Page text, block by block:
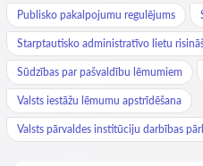
Publisko pakalpojumu regulējums
Starptautisko administratīvo lietu
Sūdzības par pašvaldību lēmumiem
Valsts iestāžu lēmumu apstrīdēšana
Valsts pārvaldes institūciju darbības